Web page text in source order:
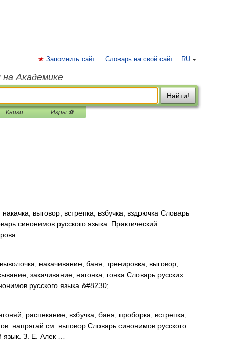
RU
Запомнить сайт Словарь на свой сайт
на Академике
Найти!
Книги Игры ⚽
выговор, встрепка, взбучка, вздрючка Словарь
синонимов русского языка. Практический
…
накачивание, баня, тренировка, выговор,
закачивание, нагонка, гонка Словарь русских
русского языка.&#8230; …
распекание, взбучка, баня, проборка, встрепка,
напрягай см. выговор Словарь синонимов русского
язык. З. Е. Алек …